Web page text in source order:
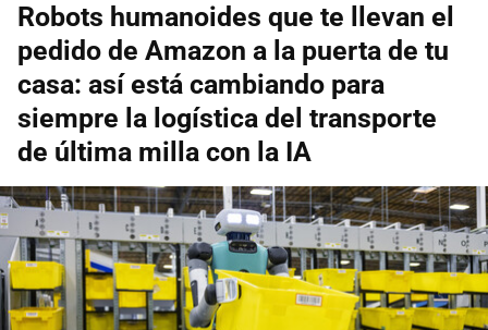
Robots humanoides que te llevan el
pedido de Amazon a la puerta de tu
casa: así está cambiando para
siempre la logística del transporte
de última milla con la IA